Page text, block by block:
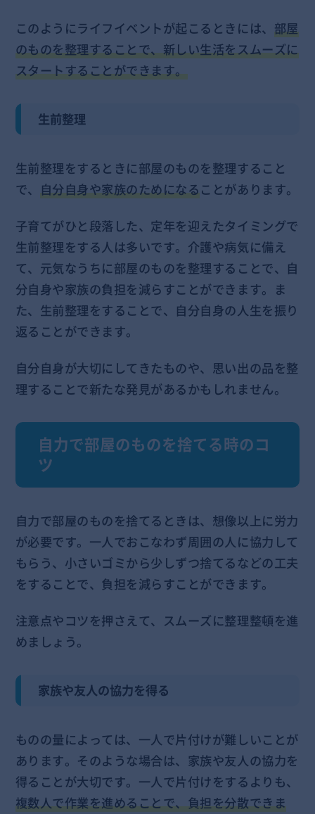
このようにライフイベントが起こるときには、 部屋
のものを整理することで、新しい生活をスムーズに
スタートすることができます。
生前整理
生前整理をするときに部屋のものを整理すること
で、 自分自身や家族のためになることがあります。
子育てがひと段落した、定年を迎えたタイミングで
生前整理をする人は多いです。介護や病気に備え
て、元気なうちに部屋のものを整理することで、自
分自身や家族の負担を減らすことができます。ま
た、生前整理をすることで、自分自身の人生を振り
返ることができます。
自分自身が大切にしてきたものや、思い出の品を整
理することで新たな発見があるかもしれません。
自力で部屋のものを捨てる時のコ
ツ
自力で部屋のものを捨てるときは、想像以上に労力
が必要です。一人でおこなわず周囲の人に協力して
もらう、小さいゴミから少しずつ捨てるなどの工夫
をすることで、負担を減らすことができます。
注意点やコツを押さえて、スムーズに整理整頓を進
めましょう。
家族や友人の協力を得る
ものの量によっては、一人で片付けが難しいことが
あります。そのような場合は、家族や友人の協力を
得ることが大切です。一人で片付けをするよりも、
複数人で作業を進めることで、負担を分散できま